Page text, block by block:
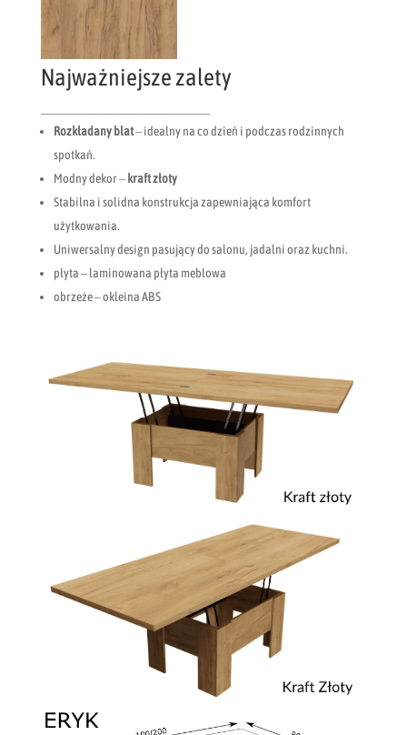
Najważniejsze zalety
Rozkładany blat– idealny na co dzień i podczas rodzinnych
spotkań.
Modny dekor –kraft złoty
Stabilna i solidna konstrukcja zapewniająca komfort
użytkowania.
Uniwersalny design pasujący do salonu, jadalni oraz kuchni.
płyta – laminowana płyta meblowa
obrzeże – okleina ABS